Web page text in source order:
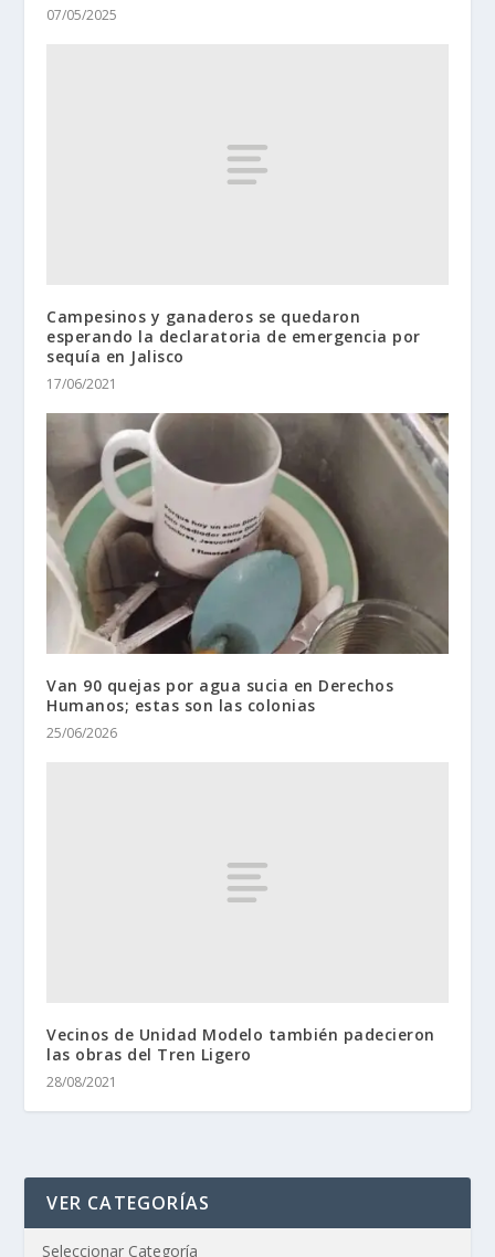
07/05/2025
Campesinos y ganaderos se quedaron
esperando la declaratoria de emergencia por
sequía en Jalisco
17/06/2021
Van 90 quejas por agua sucia en Derechos
Humanos; estas son las colonias
25/06/2026
Vecinos de Unidad Modelo también padecieron
las obras del Tren Ligero
28/08/2021
VER CATEGORÍAS